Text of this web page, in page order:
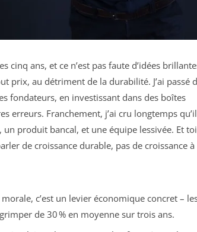
cinq ans, et ce n’est pas faute d’idées
prix, au détriment de la durabilité. J’ai passé
fondateurs, en investissant dans des boîtes
erreurs. Franchement, j’ai cru longtemps
produit bancal, et une équipe lessivée. Et
de croissance durable, pas de croissance
c’est un levier économique concret –
de 30 % en moyenne sur trois ans.